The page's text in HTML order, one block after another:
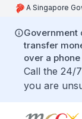
A Singapore
Government
transfer
over a
Call the 24/
you are